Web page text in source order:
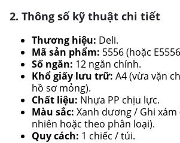
2. Thông số kỹ thuật chi tiết
Thương hiệu: Deli.
Mã sản phẩm: 5556 (hoặc
Số ngăn: 12 ngăn chính.
Khổ giấy lưu trữ: A4 (vừa vặn
hồ sơ mỏng).
Chất liệu: Nhựa PP chịu lực.
Màu sắc: Xanh dương / Ghi xám
nhiên hoặc theo phân loại).
Quy cách: 1 chiếc / túi.